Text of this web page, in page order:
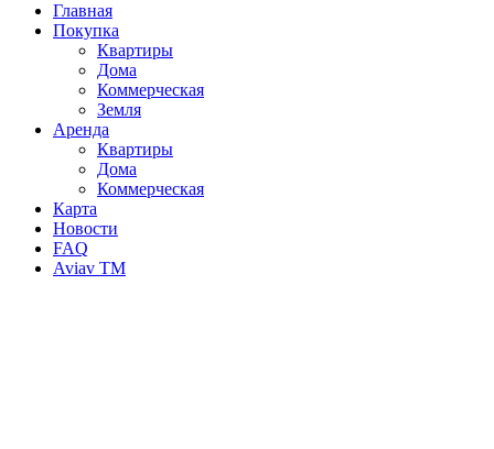
Главная
Покупка
Квартиры
Дома
Коммерческая
Земля
Аренда
Квартиры
Дома
Коммерческая
Карта
Новости
FAQ
Aviav TM